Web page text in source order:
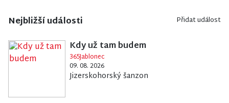
Nejbližší události Přidat událost
Kdy už tam budem
365Jablonec
09. 08. 2026
Jizerskohorský šanzon